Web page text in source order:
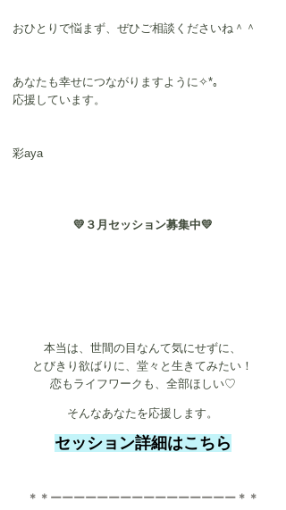
おひとりで悩まず、ぜひご相談くださいね＾＾
あなたも幸せにつながりますように✧*｡
応援しています。
彩aya
💛３月セッション募集中💛
本当は、世間の目なんて気にせずに、
とびきり欲ばりに、堂々と生きてみたい！
恋もライフワークも、全部ほしい♡​
そんなあなたを応援します。
セッション詳細はこちら
＊＊ーーーーーーーーーーーーーーーー＊＊